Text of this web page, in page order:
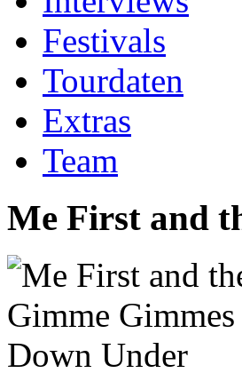
Festivals
Tourdaten
Extras
Team
Me First and